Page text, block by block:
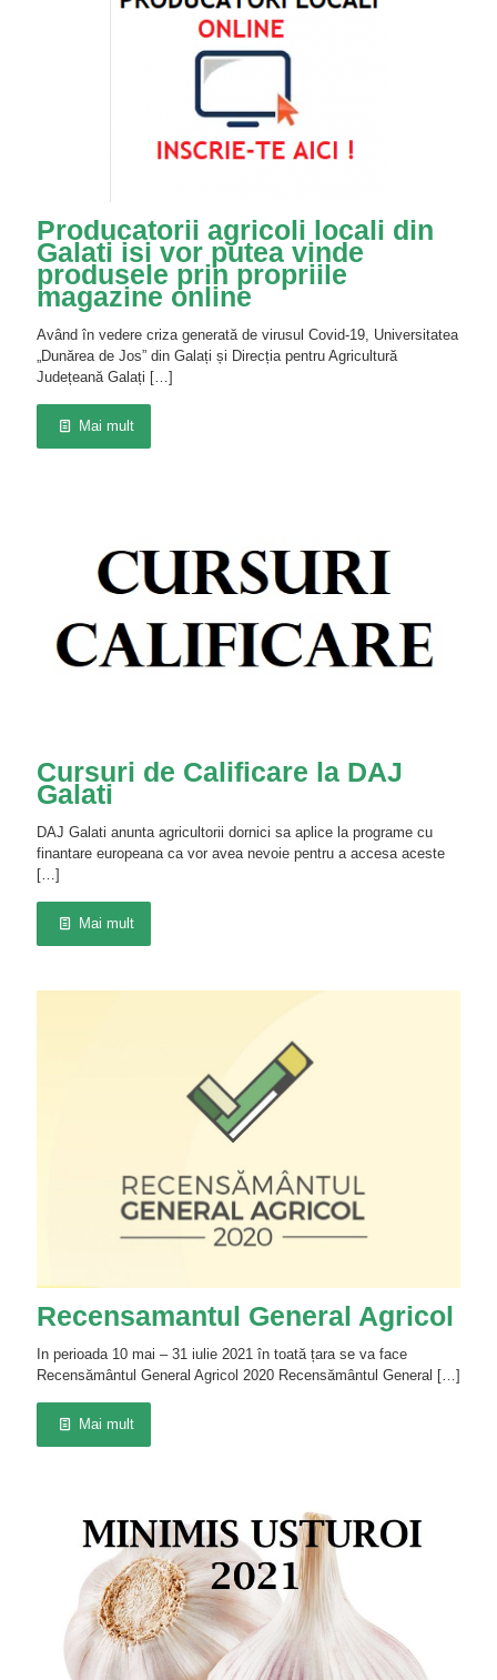
Producatorii agricoli locali din
Galati isi vor putea vinde
produsele prin propriile
magazine online
Având în vedere criza generată de virusul Covid-19, Universitatea
„Dunărea de Jos” din Galați și Direcția pentru Agricultură
Județeană Galați […]
Mai mult
Cursuri de Calificare la DAJ
Galati
DAJ Galati anunta agricultorii dornici sa aplice la programe cu
finantare europeana ca vor avea nevoie pentru a accesa aceste
[…]
Mai mult
Recensamantul General Agricol
In perioada 10 mai – 31 iulie 2021 în toată țara se va face
Recensământul General Agricol 2020 Recensământul General […]
Mai mult